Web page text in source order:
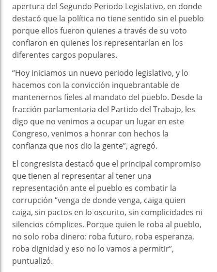
apertura del Segundo Periodo Legislativo, en donde
destacó que la política no tiene sentido sin el pueblo
porque ellos fueron quienes a través de su voto
confiaron en quienes los representarían en los
diferentes cargos populares.
“Hoy iniciamos un nuevo periodo legislativo, y lo
hacemos con la convicción inquebrantable de
mantenernos fieles al mandato del pueblo. Desde la
fracción parlamentaria del Partido del Trabajo, les
digo que no venimos a ocupar un lugar en este
Congreso, venimos a honrar con hechos la
confianza que nos dio la gente”, agregó.
El congresista destacó que el principal compromiso
que tienen al representar al tener una
representación ante el pueblo es combatir la
corrupción “venga de donde venga, caiga quien
caiga, sin pactos en lo oscurito, sin complicidades ni
silencios cómplices. Porque quien le roba al pueblo,
no solo roba dinero: roba futuro, roba esperanza,
roba dignidad y eso no lo vamos a permitir”,
puntualizó.